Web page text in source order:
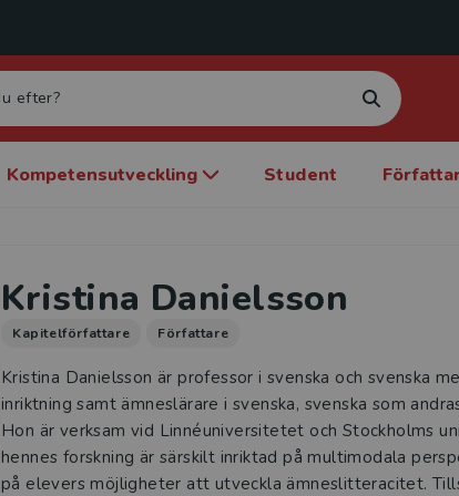
Kompetensutveckling Student
Kristina Danielsson
Kapitelförfattare Författare
Kristina Danielsson är professor i svenska och svenska
inriktning samt ämneslärare i svenska, svenska som
Hon är verksam vid Linnéuniversitetet och Stockholms
hennes forskning är särskilt inriktad på multimodala
på elevers möjligheter att utveckla ämneslitteracitet.